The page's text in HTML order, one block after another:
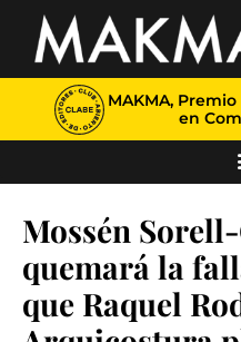
MAKMA,
en
Mossén
quemará la
que Raquel